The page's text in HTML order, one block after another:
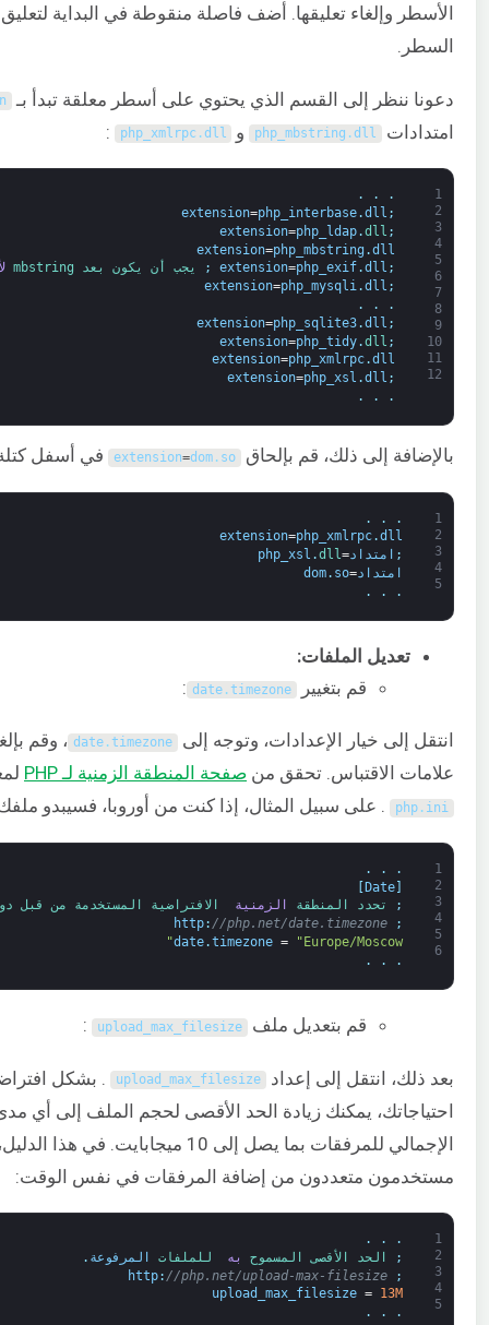
الأسطر وإلغاء تعليقها. أضف فاصلة منقوطة في البداية
السطر.
دعونا ننظر إلى القسم الذي يحتوي على أسطر معلقة تبدأ بـ
امتدادات php_mbstring .dll و php_xmlrpc .dll
:
1
2
3
4
5
6
7
8
9
10
11
12
.
.
.
;
extension=php_interbase.dll
;
extension=php_ldap.dll
extension=php_mbstring .dll
;
extension=php_exif.dll
; يجب أن يكون بعد mbstring
;
extension=php_mysqli.dll
.
.
.
;
extension=php_sqlite3.dll
;
extension=php_tidy.dll
extension=php_xmlrpc.dll
;
extension=php_xsl .dll
.
.
.
بالإضافة إلى ذلك، قم بإلحاق extension=dom . so في أسفل كتلة
1
2
3
4
5
.
.
.
extension=php_xmlrpc.dll
;
امتداد=
php_xsl .dll
امتداد=
dom. so
.
.
.
تعديل الملفات:
قم بتغيير
date .timezone
:
انتقل إلى خيار الإعدادات، وتوجه إلى date .timezone
، وقم
علامات الاقتباس. تحقق من صفحة المنطقة الزمنية لـ PHP
php . ini . على سبيل المثال، إذا كنت من أوروبا، فسيبدو
1
2
3
4
5
6
.
.
.
[
Date
]
;
تحدد المنطقة الزمنية الافتراضية المستخدمة من قبل
;
http: //php.net/date.timezone
date.timezone =
"Europe/Moscow"
.
.
.
قم بتعديل ملف upload_max_filesize
:
بعد ذلك، انتقل إلى إعداد upload_max_filesize
احتياجاتك، يمكنك زيادة الحد الأقصى لحجم الملف إلى أي
مستخدمون متعددون من إضافة المرفقات في نفس الوقت:
1
2
3
4
5
.
.
.
;
الحد الأقصى المسموح به للملفات المرفوعة .
;
http: //php.net/upload-max-filesize
upload_max_filesize = 13M
.
.
.